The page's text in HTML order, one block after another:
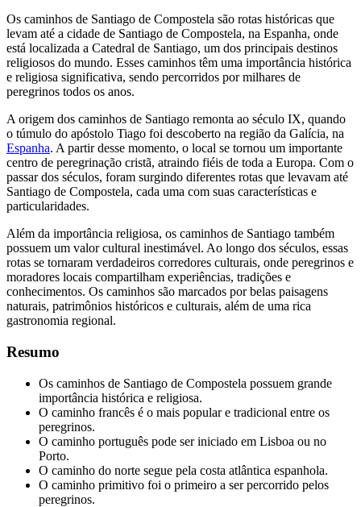
Os caminhos de Santiago de Compostela são rotas históricas que
levam até a cidade de Santiago de Compostela, na Espanha, onde
está localizada a Catedral de Santiago, um dos principais destinos
religiosos do mundo. Esses caminhos têm uma importância histórica
e religiosa significativa, sendo percorridos por milhares de
peregrinos todos os anos.
A origem dos caminhos de Santiago remonta ao século IX, quando
o túmulo do apóstolo Tiago foi descoberto na região da Galícia, na
Espanha. A partir desse momento, o local se tornou um importante
centro de peregrinação cristã, atraindo fiéis de toda a Europa. Com o
passar dos séculos, foram surgindo diferentes rotas que levavam até
Santiago de Compostela, cada uma com suas características e
particularidades.
Além da importância religiosa, os caminhos de Santiago também
possuem um valor cultural inestimável. Ao longo dos séculos, essas
rotas se tornaram verdadeiros corredores culturais, onde peregrinos e
moradores locais compartilham experiências, tradições e
conhecimentos. Os caminhos são marcados por belas paisagens
naturais, patrimônios históricos e culturais, além de uma rica
gastronomia regional.
Resumo
Os caminhos de Santiago de Compostela possuem grande
importância histórica e religiosa.
O caminho francês é o mais popular e tradicional entre os
peregrinos.
O caminho português pode ser iniciado em Lisboa ou no
Porto.
O caminho do norte segue pela costa atlântica espanhola.
O caminho primitivo foi o primeiro a ser percorrido pelos
peregrinos.